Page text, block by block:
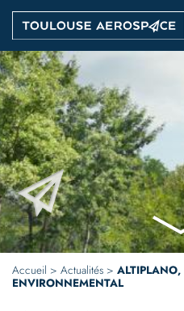
Aller
au
contenu
principal
Image
Accueil Actualités
ALTIPLANO,
ENVIRONNEMENTAL